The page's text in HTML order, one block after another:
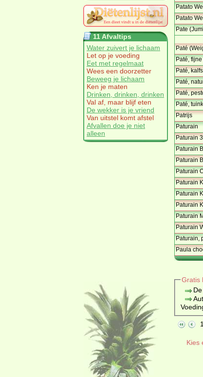
11 Afvaltips
Water zuivert je lichaam
Let op je voeding
Eet met regelmaat
Wees een doorzetter
Beweeg je lichaam
Ken je maten
Drinken, drinken, drinken
Val af, maar blijf eten
De wekker is je vriend
Van uitstel komt afstel
Afvallen doe je niet
alleen
Patato
Patato
Pate
Paté
Paté,
Paté,
Paté,
Paté,
Paté,
Patrijs
Paturain
Paturain
Paturain
Paturain
Paturain
Paturain
Paturain
Paturain
Paturain
Paturain
Paturain,
Paula
Gratis
De
1
Kies